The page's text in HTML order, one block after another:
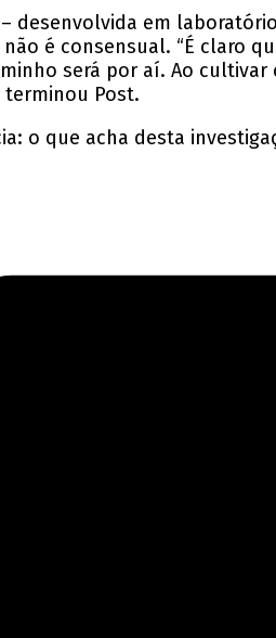
desenvolvida em
é consensual. “É claro
será por aí. Ao
terminou Post.
o que acha desta